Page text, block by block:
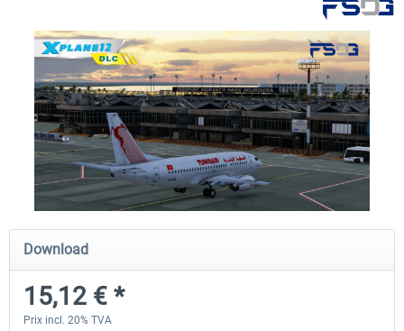
Airport Berlin Brandenburg V2 XP
30,20 € *
Airport Zurich V2.0 XP
Download
15,12 € *
Prix incl. 20% TVA